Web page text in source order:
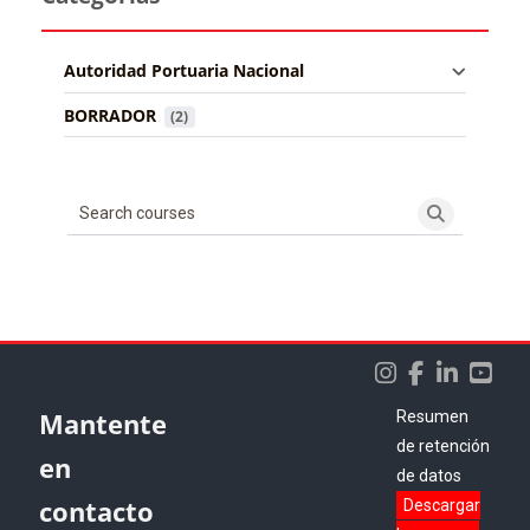
Autoridad Portuaria Nacional
BORRADOR
(2)
Search
Mantente
en
contacto
Resumen
de retención
de datos
Descargar